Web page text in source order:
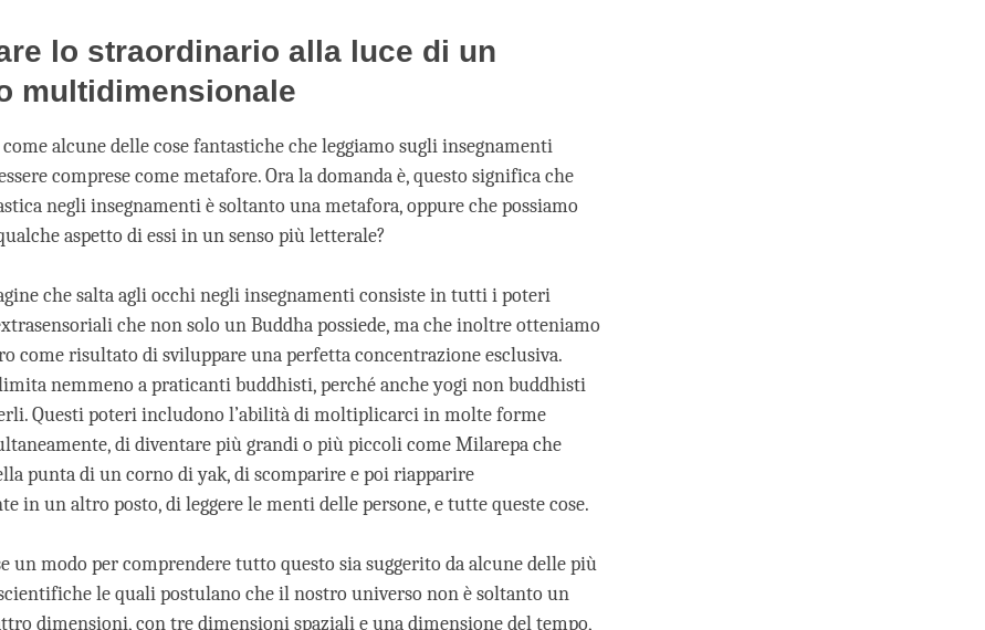
lo straordinario alla luce di un
multidimensionale
alcune delle cose fantastiche che leggiamo sugli insegnamenti
comprese come metafore. Ora la domanda è, questo significa che
negli insegnamenti è soltanto una metafora, oppure che possiamo
aspetto di essi in un senso più letterale?
che salta agli occhi negli insegnamenti consiste in tutti i poteri
che non solo un Buddha possiede, ma che inoltre otteniamo
come risultato di sviluppare una perfetta concentrazione esclusiva.
nemmeno a praticanti buddhisti, perché anche yogi non buddhisti
Questi poteri includono l’abilità di moltiplicarci in molte forme
di diventare più grandi o più piccoli come Milarepa che
punta di un corno di yak, di scomparire e poi riapparire
in un altro posto, di leggere le menti delle persone, e tutte queste cose.
un modo per comprendere tutto questo sia suggerito da alcune delle più
le quali postulano che il nostro universo non è soltanto un
dimensioni, con tre dimensioni spaziali e una dimensione del tempo,